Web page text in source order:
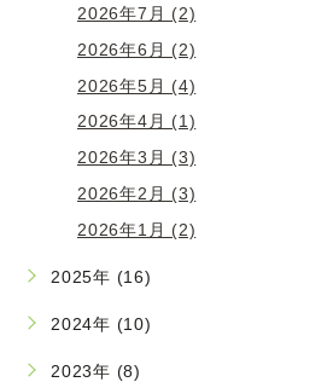
2026年7月 (2)
2026年6月 (2)
2026年5月 (4)
2026年4月 (1)
2026年3月 (3)
2026年2月 (3)
2026年1月 (2)
2025年 (16)
2024年 (10)
2023年 (8)